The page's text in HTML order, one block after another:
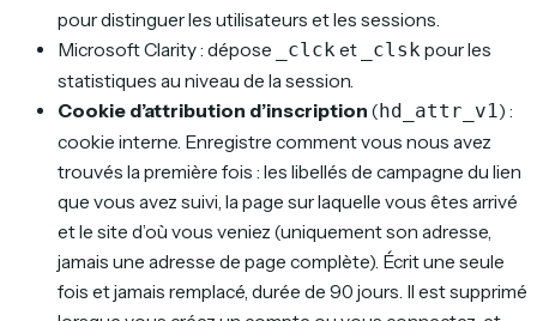
pour distinguer les utilisateurs et les sessions.
Microsoft Clarity : dépose
_clcket _clskpour les
statistiques au niveau de la session.
Cookie d’attribution d’inscription ( hd_attr_v1) :
cookie interne. Enregistre comment vous nous avez
trouvés la première fois : les libellés de campagne du lien
que vous avez suivi, la page sur laquelle vous êtes arrivé
et le site d’où vous veniez (uniquement son adresse,
jamais une adresse de page complète). Écrit une seule
fois et jamais remplacé, durée de 90 jours. Il est supprimé